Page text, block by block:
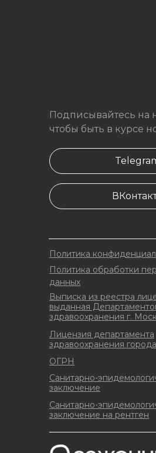
ОГРН
Санитарно-
заключение
Санитарно-
заключение на рентген
Выписка из реестра
выданная
здравоохранения г.
Лицензия департамента
здравоохранения
Политика
Политика обработки
данных
Подписывайтесь на
чтобы быть в курсе